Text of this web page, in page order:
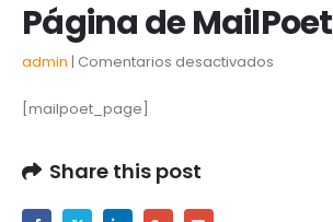
Página de MailPoet
admin Comentarios desactivados
[mailpoet_page]
Share this post